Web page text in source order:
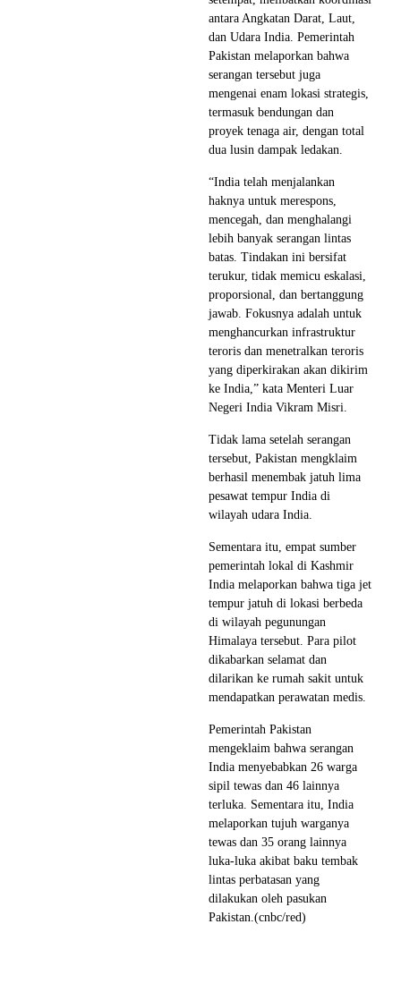
antara Angkatan Darat, Laut,
dan Udara India. Pemerintah
Pakistan melaporkan bahwa
serangan tersebut juga
mengenai enam lokasi strategis,
termasuk bendungan dan
proyek tenaga air, dengan total
dua lusin dampak ledakan.
“India telah menjalankan
haknya untuk merespons,
mencegah, dan menghalangi
lebih banyak serangan lintas
batas. Tindakan ini bersifat
terukur, tidak memicu eskalasi,
proporsional, dan bertanggung
jawab. Fokusnya adalah untuk
menghancurkan infrastruktur
teroris dan menetralkan teroris
yang diperkirakan akan dikirim
ke India,” kata Menteri Luar
Negeri India Vikram Misri.
Tidak lama setelah serangan
tersebut, Pakistan mengklaim
berhasil menembak jatuh lima
pesawat tempur India di
wilayah udara India.
Sementara itu, empat sumber
pemerintah lokal di Kashmir
India melaporkan bahwa tiga jet
tempur jatuh di lokasi berbeda
di wilayah pegunungan
Himalaya tersebut. Para pilot
dikabarkan selamat dan
dilarikan ke rumah sakit untuk
mendapatkan perawatan medis.
Pemerintah Pakistan
mengeklaim bahwa serangan
India menyebabkan 26 warga
sipil tewas dan 46 lainnya
terluka. Sementara itu, India
melaporkan tujuh warganya
tewas dan 35 orang lainnya
luka-luka akibat baku tembak
lintas perbatasan yang
dilakukan oleh pasukan
Pakistan.(cnbc/red)